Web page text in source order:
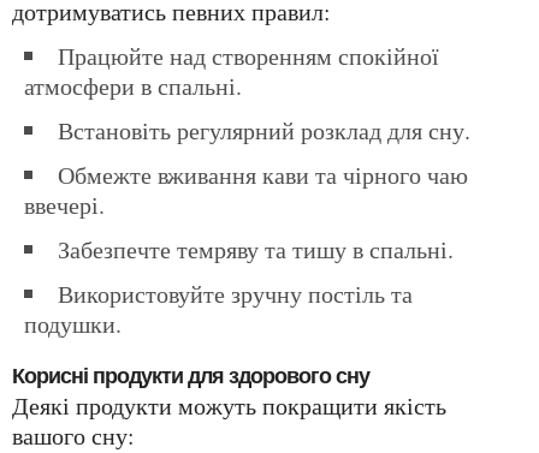
дотримуватись певних правил:
Працюйте над створенням спокійної
атмосфери в спальні.
Встановіть регулярний розклад для сну.
Обмежте вживання кави та чірного чаю
ввечері.
Забезпечте темряву та тишу в спальні.
Використовуйте зручну постіль та
подушки.
Корисні продукти для здорового сну
Деякі продукти можуть покращити якість
вашого сну: